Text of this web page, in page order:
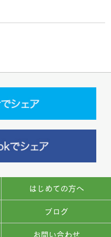
はじめての方へ
ブログ
お問い合わせ